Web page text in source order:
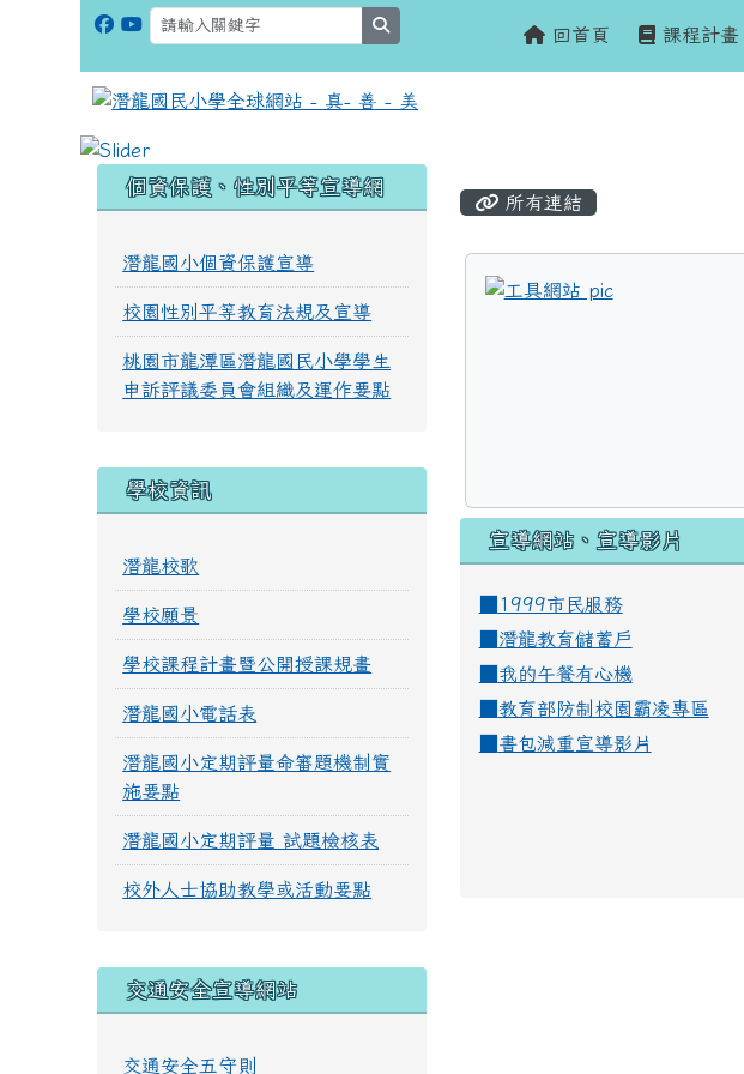
回首頁 課程計畫
所有連結
title:工具網站
宣導網站、宣導影片
■1999市民服務
潛龍教育儲蓄戶
我的午餐有心機
教育部防制校園霸凌專區
書包減重宣導影片
個資保護、性別平等宣導網
潛龍國小個資保護宣導
校園性別平等教育法規及宣導
桃園市龍潭區潛龍國民小學學生
申訴評議委員會組織及運作要點
學校資訊
潛龍校歌
學校願景
學校課程計畫暨公開授課規畫
潛龍國小電話表
潛龍國小定期評量命審題機制實
施要點
潛龍國小定期評量 試題檢核表
校外人士協助教學或活動要點
交通安全宣導網站
交通安全五守則